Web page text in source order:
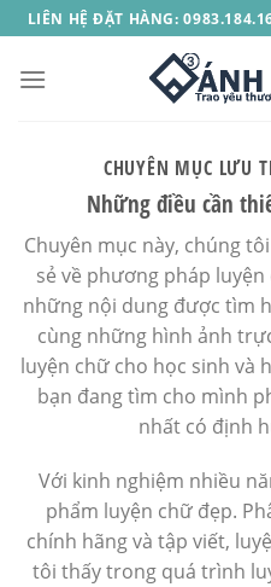
Skip
to
content
LIÊN HỆ ĐẶT HÀNG:
CHUYÊN MỤC LƯU
Những điều cần
Chuyên mục này, chúng
sẻ về phương pháp
những nội dung được tìm
cùng những hình ảnh
luyện chữ cho học sinh và
bạn đang tìm cho mình
nhất có định
Với kinh nghiệm nhiều
phẩm luyện chữ đẹp.
chính hãng và tập viết,
tôi thấy trong quá trình